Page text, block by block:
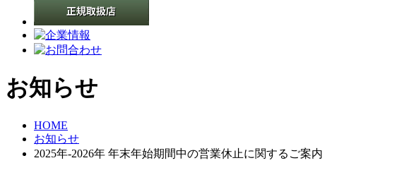
お知らせ
HOME
お知らせ
2025年-2026年 年末年始期間中の営業休止に関するご案内